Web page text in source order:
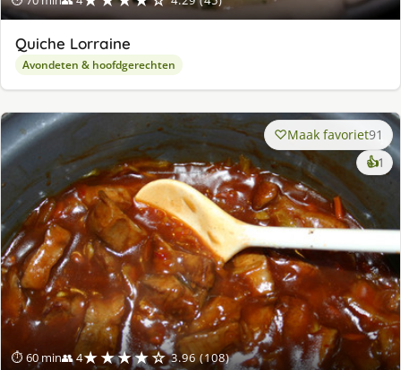
Quiche Lorraine
Avondeten & hoofdgerechten
⏱ 60 min👥 4★★★★☆ 3.96 (108)
Maak favoriet91
👍1